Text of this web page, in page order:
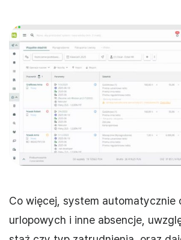
Co więcej, system automatycznie
urlopowych i inne absencje,